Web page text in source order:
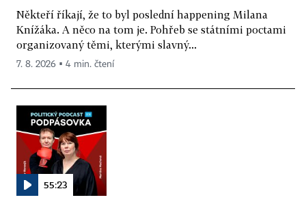
Někteří říkají, že to byl poslední happening Milana
Knížáka. A něco na tom je. Pohřeb se státními poctami
organizovaný těmi, kterými slavný...
7. 8. 2026 ▪ 4 min. čtení
55:23